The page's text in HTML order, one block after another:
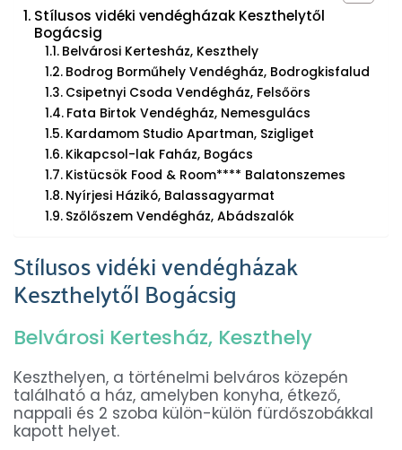
Stílusos vidéki vendégházak Keszthelytől
Bogácsig
Belvárosi Kertesház, Keszthely
Bodrog Borműhely Vendégház, Bodrogkisfalud
Csipetnyi Csoda Vendégház, Felsőörs
Fata Birtok Vendégház, Nemesgulács
Kardamom Studio Apartman, Szigliget
Kikapcsol-lak Faház, Bogács
Kistücsök Food & Room**** Balatonszemes
Nyírjesi Házikó, Balassagyarmat
Szőlőszem Vendégház, Abádszalók
Stílusos vidéki vendégházak
Keszthelytől Bogácsig
Belvárosi Kertesház, Keszthely
Keszthelyen, a történelmi belváros közepén
található a ház, amelyben konyha, étkező,
nappali és 2 szoba külön-külön fürdőszobákkal
kapott helyet.